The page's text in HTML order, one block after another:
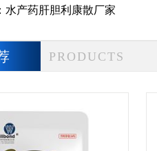
水产药肝胆利康散厂家
PRODUCTS